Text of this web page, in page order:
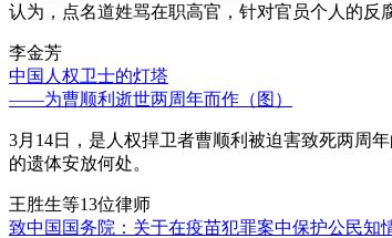
认为，点名道姓骂在职高官，针对官员个人的反
李金芳
中国人权卫士的灯塔
——为曹顺利逝世两周年而作（图）
3月14日，是人权捍卫者曹顺利被迫害致死两周
的遗体安放何处。
王胜生等13位律师
致中国国务院：关于在疫苗犯罪案中保护公民知